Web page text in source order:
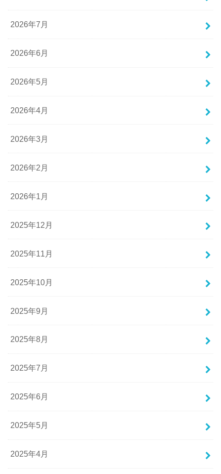
2026年7月
2026年6月
2026年5月
2026年4月
2026年3月
2026年2月
2026年1月
2025年12月
2025年11月
2025年10月
2025年9月
2025年8月
2025年7月
2025年6月
2025年5月
2025年4月